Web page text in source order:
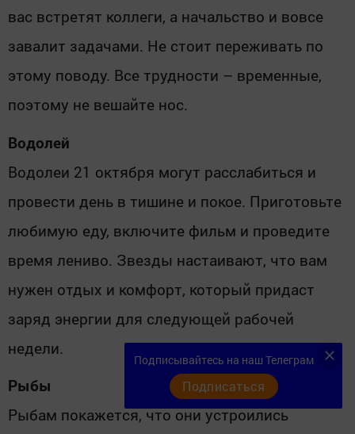
вас встретят коллеги, а начальство и вовсе
завалит задачами. Не стоит переживать по
этому поводу. Все трудности – временные,
поэтому не вешайте нос.
Водолей
Водолеи 21 октября могут расслабиться и
провести день в тишине и покое. Приготовьте
любимую еду, включите фильм и проведите
время лениво. Звезды настаивают, что вам
нужен отдых и комфорт, который придаст
заряд энергии для следующей рабочей
недели.
Рыбы
Рыбам покажется, что они устроились
Подписывайтесь на наш Телеграм
Подписаться